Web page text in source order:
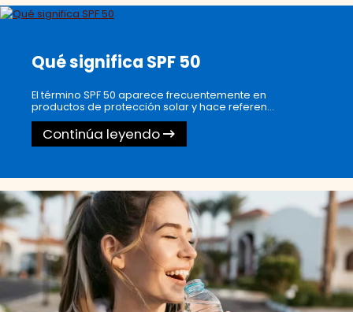
Qué significa SPF 50
El término SPF 50 aparece frecuentemente en
productos de protección solar y hace referen...
Continúa leyendo